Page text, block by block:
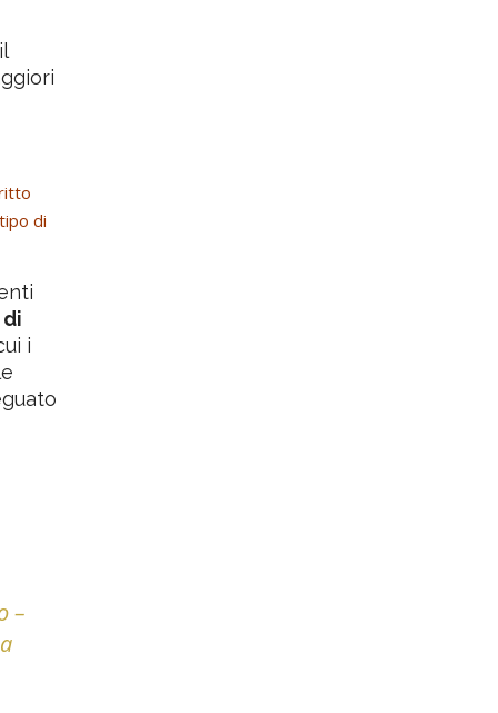
di
i
–